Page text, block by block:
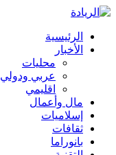
الرئيسية
الأخبار
محليات
عربي ودولي
اقليمي
مال وأعمال
إسلاميات
ثقافات
بانوراما